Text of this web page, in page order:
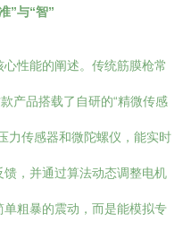
”与“智”
性能的阐述。传统筋膜枪常
产品搭载了自研的“精微传感
力传感器和微陀螺仪，能实时
，并通过算法动态调整电机
粗暴的震动，而是能模拟专